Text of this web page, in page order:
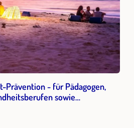
Prävention - für Pädagogen,
sowie